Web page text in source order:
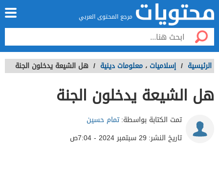
مرجع المحتوى العربي
الرئيسية / إسلاميات ، معلومات دينية / هل الشيعة يدخلون الجنة
هل الشيعة يدخلون الجنة
تمت الكتابة بواسطة:تمام حسين
تاريخ النشر: 29 سبتمبر 2024 - 7:04ص